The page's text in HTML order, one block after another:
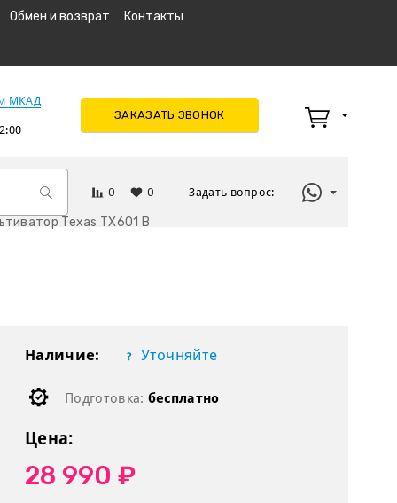
Обмен и возврат Контакты
МКАД
ЗАКАЗАТЬ ЗВОНОК
0 0 Задать вопрос:
Texas TX601 B
Наличие: Уточняйте
Подготовка: бесплатно
Цена:
28 990 ₽